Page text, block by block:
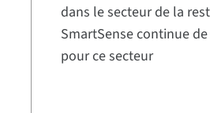
dans le secteur de la
SmartSense continue
pour ce secteur